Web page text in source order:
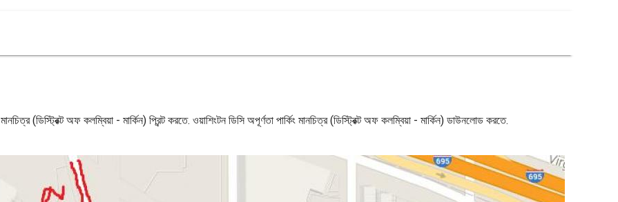
মানচিত্র (ডিস্ট্রিক্ট অফ কলম্বিয়া - মার্কিন) প্রিন্ট করতে. ওয়াশিংটন ডিসি অপূর্ণতা পার্কিং মানচিত্র (ডিস্ট্রিক্ট অফ কলম্বিয়া - মার্কিন) ডাউনলোড করতে.